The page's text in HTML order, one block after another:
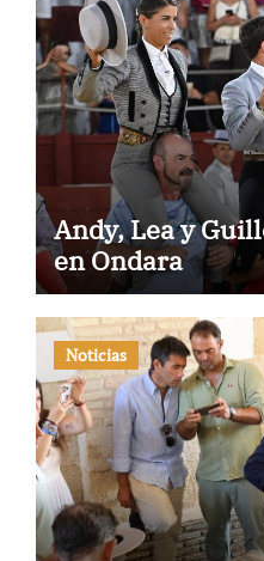
Andy, Lea y
en Ondara
Noticias